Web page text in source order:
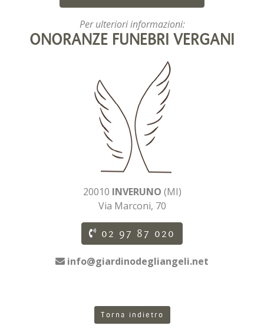
Per ulteriori informazioni:
ONORANZE FUNEBRI VERGANI
20010 INVERUNO (MI)
Via Marconi, 70
02 97 87 020
info@giardinodegliangeli.net
Torna indietro